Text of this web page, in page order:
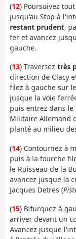
(12) Poursuivez
jusqu'au Stop à
restant prudent,
fer et avancez
gauche.
(13) Traversez très
direction de Clacy
filez à gauche sur
jusque la voie
puis entrez dans
Militaire Allemand
planté au milieu
(14) Contournez à
puis à la fourche
le Ruisseau de la
avancez jusque la
Jacques Detres (
(15) Bifurquez à
arriver devant un
Avancez jusque